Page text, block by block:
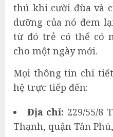
thú khi cười đùa và
dưỡng của nó đem
từ đó trẻ có thể có
cho một ngày mới.
Mọi thông tin chi
hệ trực tiếp đến:
Địa chỉ: 229/55/8
Thạnh, quận Tân